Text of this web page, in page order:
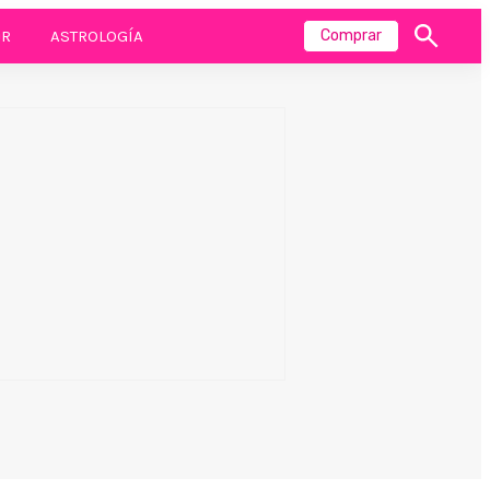
ASTROLOGÍA Comprar
Mostrar